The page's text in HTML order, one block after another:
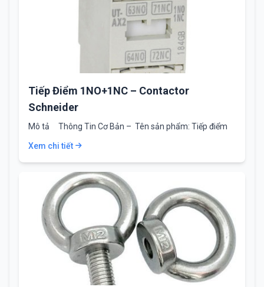
Tiếp Điểm 1NO+1NC – Contactor
Schneider
Mô tả Thông Tin Cơ Bản – Tên sản phẩm: Tiếp điểm
Xem chi tiết